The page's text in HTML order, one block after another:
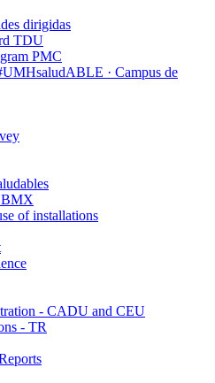
dirigidas
TDU
PMC
· Campus de
BMX
of installations
- CADU and CEU
- TR